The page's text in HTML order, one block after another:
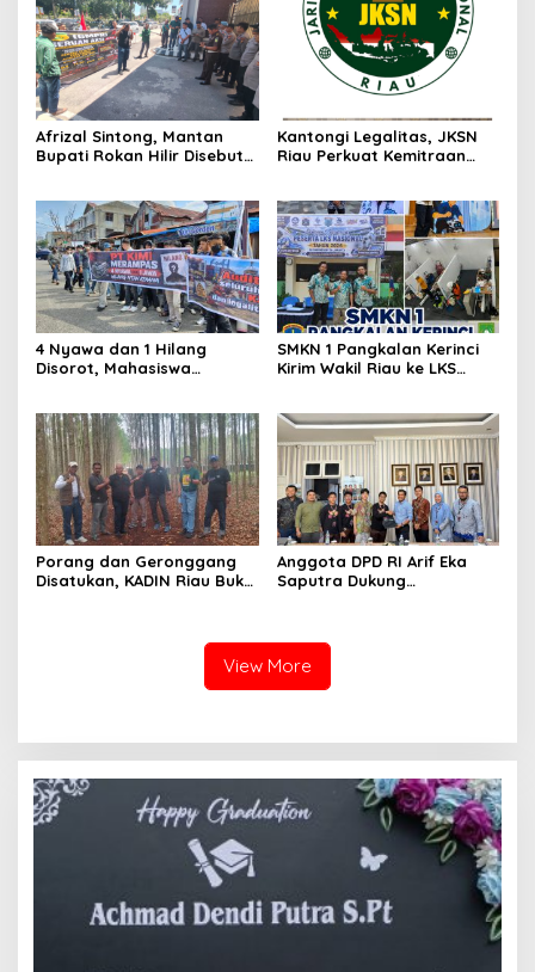
Afrizal Sintong, Mantan
Bupati Rokan Hilir Disebut
Desak Usut Dividen Rp331,7
Miliar
Kantongi Legalitas, JKSN
Riau Perkuat Kemitraan
4 Nyawa dan 1 Hilang
Disorot, Mahasiswa
SMKN 1 Pangkalan Kerinci
Kirim Wakil Riau ke LKS
Porang dan Geronggang
Disatukan, KADIN Riau Buka
Anggota DPD RI Arif Eka
Saputra Dukung
View More